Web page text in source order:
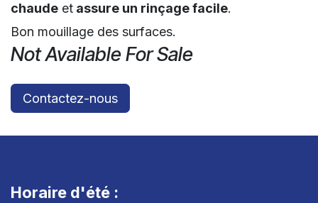
chaude et assure un rinçage facile.
Bon mouillage des surfaces.
Not Available For Sale
Contactez-nous
Horaire d'été :